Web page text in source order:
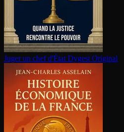
Juger un chef d'État Dygest Original